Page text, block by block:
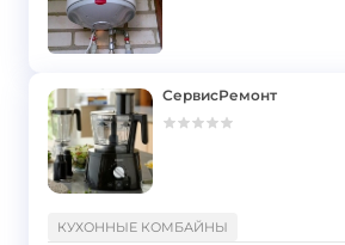
СервисРемонт
КУХОННЫЕ КОМБАЙНЫ